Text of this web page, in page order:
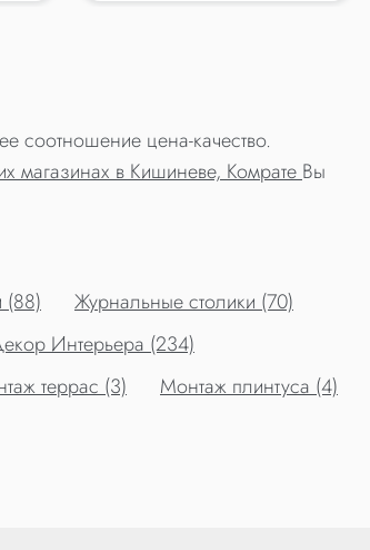
соотношение цена-качество.
магазинах в Кишиневе, Комрате Вы
(88)
Журнальные столики (70)
Интерьера (234)
террас (3)
Монтаж плинтуса (4)